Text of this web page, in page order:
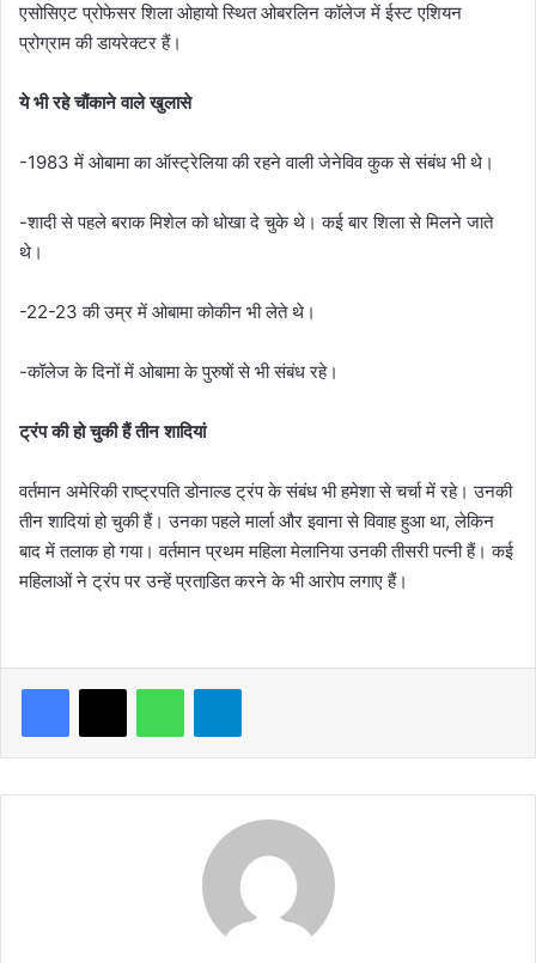
एसोसिएट प्रोफेसर शिला ओहायो स्थित ओबरलिन कॉलेज में ईस्ट एशियन
प्रोग्राम की डायरेक्टर हैं।
ये भी रहे चौंकाने वाले खुलासे
-1983 में ओबामा का ऑस्ट्रेलिया की रहने वाली जेनेविव कुक से संबंध भी थे।
-शादी से पहले बराक मिशेल को धोखा दे चुके थे। कई बार शिला से मिलने जाते
थे।
-22-23 की उम्र में ओबामा कोकीन भी लेते थे।
-कॉलेज के दिनों में ओबामा के पुरुषों से भी संबंध रहे।
ट्रंप की हो चुकी हैं तीन शादियां
वर्तमान अमेरिकी राष्ट्रपति डोनाल्ड ट्रंप के संबंध भी हमेशा से चर्चा में रहे। उनकी
तीन शादियां हो चुकी हैं। उनका पहले मार्ला और इवाना से विवाह हुआ था, लेकिन
बाद में तलाक हो गया। वर्तमान प्रथम महिला मेलानिया उनकी तीसरी पत्नी हैं। कई
महिलाओं ने ट्रंप पर उन्हें प्रताडि़त करने के भी आरोप लगाए हैं।